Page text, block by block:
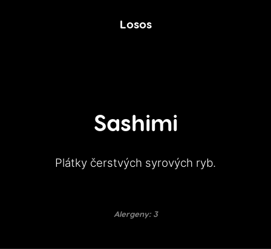
Losos
Sashimi
Plátky čerstvých syrových ryb.
Alergeny: 3